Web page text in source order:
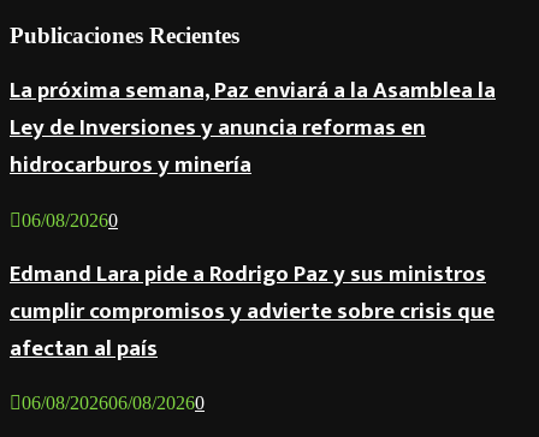
Publicaciones Recientes
La próxima semana, Paz enviará a la Asamblea la
Ley de Inversiones y anuncia reformas en
hidrocarburos y minería
06/08/20260
Edmand Lara pide a Rodrigo Paz y sus ministros
cumplir compromisos y advierte sobre crisis que
afectan al país
06/08/202606/08/20260